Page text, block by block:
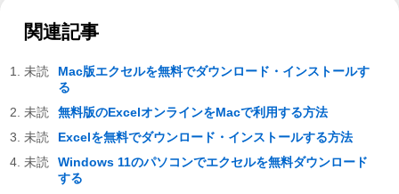
関連記事
Mac版エクセルを無料でダウンロード・インストールす
る
無料版のExcelオンラインをMacで利用する方法
Excelを無料でダウンロード・インストールする方法
Windows 11のパソコンでエクセルを無料ダウンロード
する